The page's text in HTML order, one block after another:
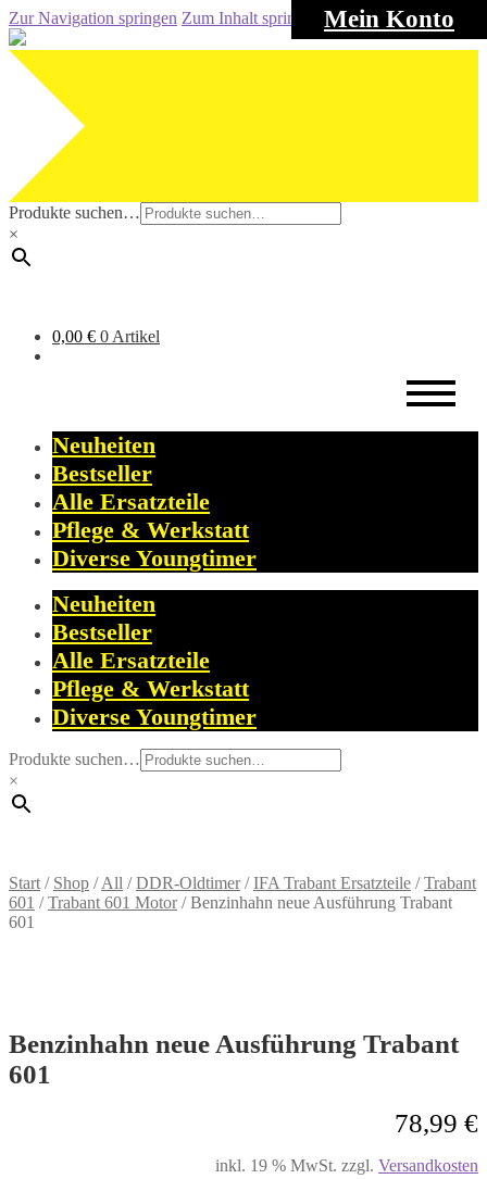
Mein Konto
Zur Navigation springen Zum Inhalt springen
Produkte suchen…
×
0,00 € 0 Artikel
Neuheiten
Bestseller
Alle Ersatzteile
Pflege & Werkstatt
Diverse Youngtimer
Neuheiten
Bestseller
Alle Ersatzteile
Pflege & Werkstatt
Diverse Youngtimer
Produkte suchen…
×
Start / Shop /All /DDR-Oldtimer/IFA Trabant Ersatzteile /Trabant
601 /Trabant 601 Motor/Benzinhahn neue Ausführung Trabant
601
Benzinhahn neue Ausführung Trabant
601
78,99 €
inkl. 19 % MwSt. zzgl. Versandkosten